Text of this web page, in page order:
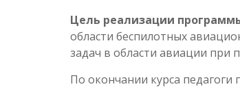
Цель реализации
области беспилотных
задач в области авиации
По окончании курса педагоги